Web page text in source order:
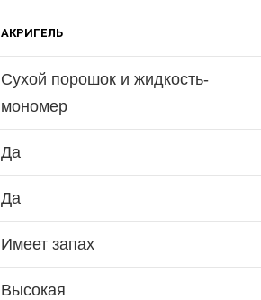
АКРИГЕЛЬ
Сухой порошок и жидкость-
мономер
Да
Да
Имеет запах
Высокая